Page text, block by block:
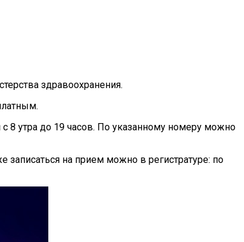
здравоохранения.
8 утра до 19 часов. По указанному номеру можно
записаться на прием можно в регистратуре: по